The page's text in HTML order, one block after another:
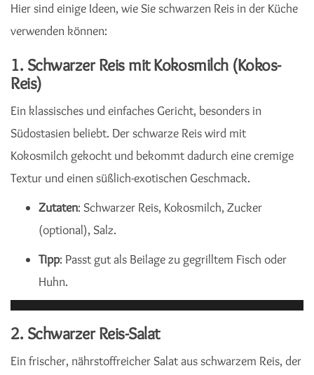
Hier sind einige Ideen, wie Sie schwarzen Reis in der Küche
verwenden können:
1. Schwarzer Reis mit Kokosmilch (Kokos-
Reis)
Ein klassisches und einfaches Gericht, besonders in
Südostasien beliebt. Der schwarze Reis wird mit
Kokosmilch gekocht und bekommt dadurch eine cremige
Textur und einen süßlich-exotischen Geschmack.
Zutaten: Schwarzer Reis, Kokosmilch, Zucker
(optional), Salz.
Tipp: Passt gut als Beilage zu gegrilltem Fisch oder
Huhn.
2. Schwarzer Reis-Salat
Ein frischer, nährstoffreicher Salat aus schwarzem Reis, der